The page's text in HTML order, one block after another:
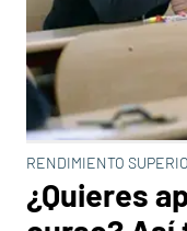
RENDIMIENTO
¿Quieres